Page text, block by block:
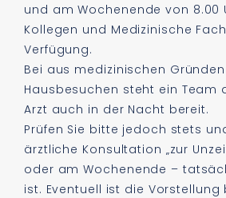
und am Wochenende von 8.00
Kollegen und Medizinische
Verfügung.
Bei aus medizinischen
Hausbesuchen steht ein Team
Arzt auch in der Nacht bereit.
Prüfen Sie bitte jedoch stets
ärztliche Konsultation „zur
oder am Wochenende –
ist. Eventuell ist die